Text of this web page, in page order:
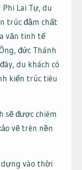
Lai Tự, du
trúc đậm chất
văn tinh tế
đức Thánh
du khách có
kiến trúc tiêu
sẽ được chiêm
vẽ trên nền
dựng vào thời